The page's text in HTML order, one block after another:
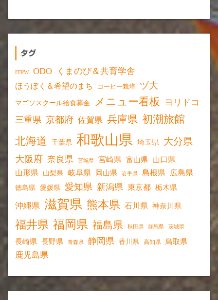
タグ
FFPW ODO くまのび＆共育学舎
ほうぼく＆希望のまち コーヒー栽培 ヅ大
マゴソスクール給食募金 メニュー看板
ヨリドコ
三重県 京都府 佐賀県 兵庫県 初潮旅館
北海道
千葉県 和歌山県 埼玉県 大分県
大阪府 奈良県 宮城県 宮崎県 富山県 山口県
山形県 山梨県 岐阜県 岡山県 岩手県 島根県 広島県
徳島県 愛媛県 愛知県 新潟県 東京都 栃木県
沖縄県 滋賀県 熊本県 石川県 神奈川県
福井県 福岡県 福島県 秋田県 群馬県 茨城県
長崎県 長野県 青森県 静岡県 香川県 高知県 鳥取県
鹿児島県